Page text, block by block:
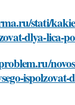
stati/
dlya-lica-
ispolzovat-